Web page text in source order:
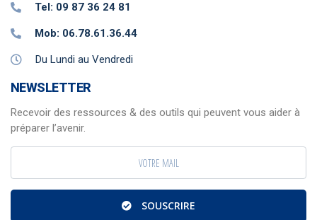
Tel: 09 87 36 24 81
Mob: 06.78.61.36.44
Du Lundi au Vendredi
NEWSLETTER
Recevoir des ressources & des outils qui peuvent vous aider à
préparer l’avenir.
SOUSCRIRE